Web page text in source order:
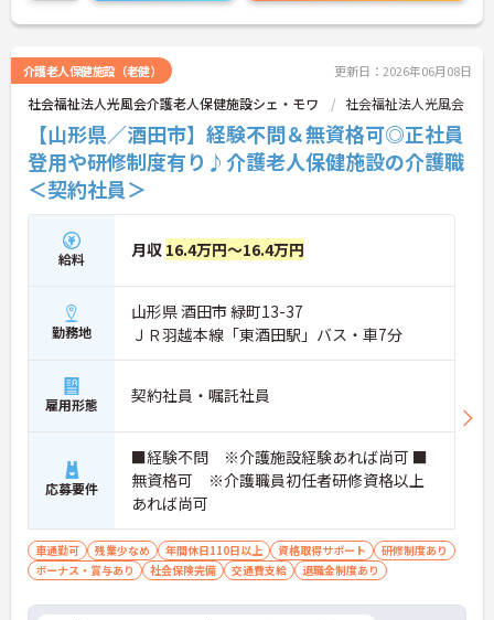
介護老人保健施設（老健） 更新日：2026年06月08日
社会福祉法人光風会介護老人保健施設シェ・モワ 社会福祉法人光風会
【山形県／酒田市】経験不問＆無資格可◎正社員
登用や研修制度有り♪介護老人保健施設の介護職
＜契約社員＞
給料 月収 16.4万円～16.4万円
勤務地
山形県 酒田市 緑町13-37
ＪＲ羽越本線「東酒田駅」バス・車7分
雇用形態 契約社員・嘱託社員
応募要件
■経験不問 ※介護施設経験あれば尚可 ■
無資格可 ※介護職員初任者研修資格以上
あれば尚可
車通勤可 残業少なめ 年間休日110日以上 資格取得サポート
研修制度あり
ボーナス・賞与あり
社会保険完備 交通費支給 退職金制度あり